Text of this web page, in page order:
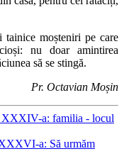
tainice moșteniri pe care
nu doar amintirea
să se stingă.
Pr. Octavian Moșin
XXXIV-a: familia - locul
a: Să urmăm